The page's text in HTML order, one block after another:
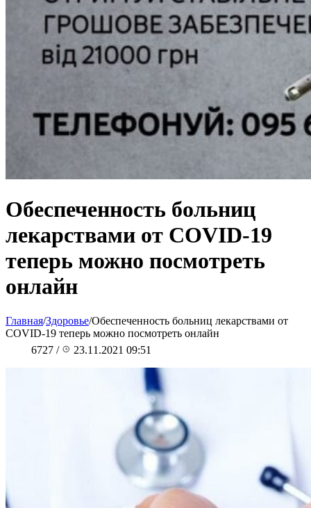
Обеспеченность больниц
лекарствами от COVID-19
теперь можно посмотреть
онлайн
Главная/Здоровье/Обеспеченность больниц лекарствами от
COVID-19 теперь можно посмотреть онлайн
6727 / 23.11.2021 09:51